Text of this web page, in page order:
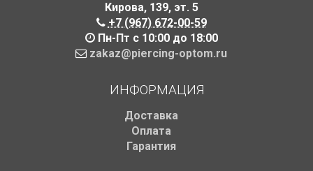
Кирова, 139, эт. 5
+7 (967) 672-00-59
Пн-Пт с 10:00 до 18:00
zakaz@piercing-optom.ru
ИНФОРМАЦИЯ
Доставка
Оплата
Гарантия